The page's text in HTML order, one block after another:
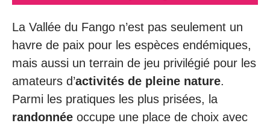
La Vallée du Fango n’est pas seulement un
havre de paix pour les espèces endémiques,
mais aussi un terrain de jeu privilégié pour les
amateurs d’activités de pleine nature.
Parmi les pratiques les plus prisées, la
randonnée occupe une place de choix avec